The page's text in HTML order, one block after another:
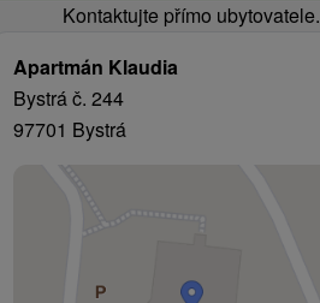
Kontaktujte přímo ubytovatele.
Apartmán Klaudia
Bystrá č. 244
97701 Bystrá